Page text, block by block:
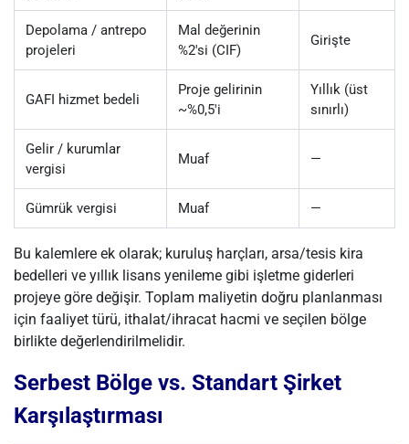
Depolama / antrepo
projeleri
Mal değerinin
%2'si (CIF)
Girişte
GAFI hizmet bedeli
Proje gelirinin
~%0,5'i
Yıllık (üst
sınırlı)
Gelir / kurumlar
vergisi
Muaf —
Gümrük vergisi Muaf —
Bu kalemlere ek olarak; kuruluş harçları, arsa/tesis kira
bedelleri ve yıllık lisans yenileme gibi işletme giderleri
projeye göre değişir. Toplam maliyetin doğru planlanması
için faaliyet türü, ithalat/ihracat hacmi ve seçilen bölge
birlikte değerlendirilmelidir.
Serbest Bölge vs. Standart Şirket
Karşılaştırması